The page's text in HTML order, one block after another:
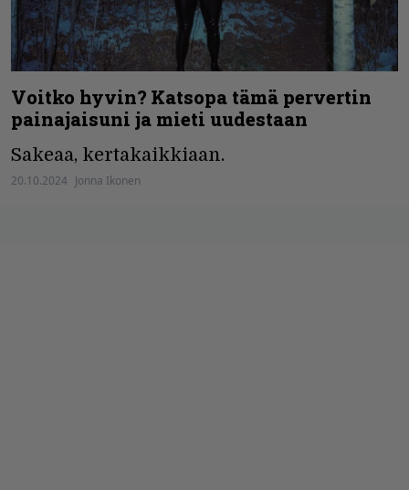
Voitko hyvin? Katsopa tämä pervertin
painajaisuni ja mieti uudestaan
Sakeaa, kertakaikkiaan.
20.10.2024 Jonna Ikonen